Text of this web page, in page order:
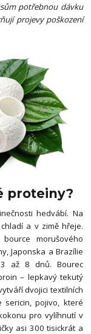
potřebnou dávku
projevy poškození
proteiny?
hedvábí. Na
a v zimě hřeje.
morušového
Japonska a Brazílie
až 8 dnů. Bourec
– lepkavý tekutý
dvojici textilních
sericin, pojivo, které
pro vylíhnutí v
asi 300 tisickrát a